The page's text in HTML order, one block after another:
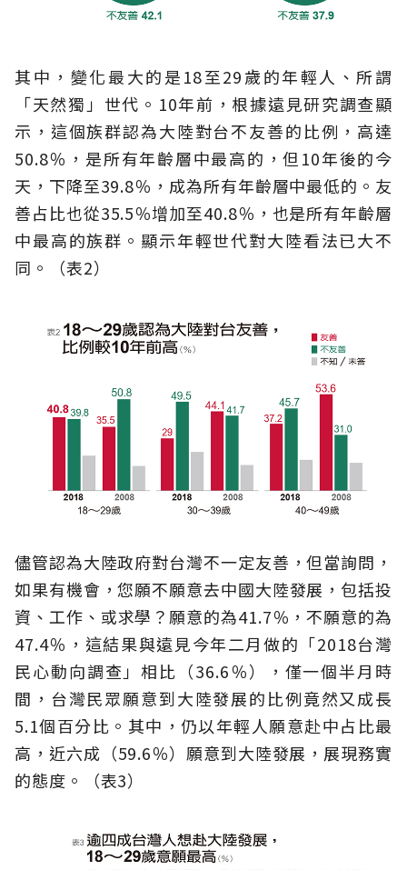
其中，變化最大的是18至29歲的年輕人、所謂
「天然獨」世代。10年前，根據遠見研究調查顯
示，這個族群認為大陸對台不友善的比例，高達
50.8％，是所有年齡層中最高的，但10年後的今
天，下降至39.8％，成為所有年齡層中最低的。友
善占比也從35.5％增加至40.8％，也是所有年齡層
中最高的族群。顯示年輕世代對大陸看法已大不
同。（表2）
儘管認為大陸政府對台灣不一定友善，但當詢問，
如果有機會，您願不願意去中國大陸發展，包括投
資、工作、或求學？願意的為41.7％，不願意的為
47.4％，這結果與遠見今年二月做的「2018台灣
民心動向調查」相比（36.6％），僅一個半月時
間，台灣民眾願意到大陸發展的比例竟然又成長
5.1個百分比。其中，仍以年輕人願意赴中占比最
高，近六成（59.6％）願意到大陸發展，展現務實
的態度。（表3）